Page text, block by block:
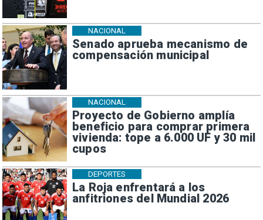
Senado aprueba mecanismo de
compensación municipal
NACIONAL
Proyecto de Gobierno amplía
beneficio para comprar primera
vivienda: tope a 6.000 UF y 30 mil
cupos
NACIONAL
La Roja enfrentará a los
anfitriones del Mundial 2026
DEPORTES